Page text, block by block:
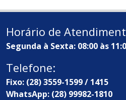
Horário de
Segunda à Sexta: 08:00 às
Telefone:
Fixo: (28) 3559-1599 / 1415
WhatsApp: (28) 99982-1810